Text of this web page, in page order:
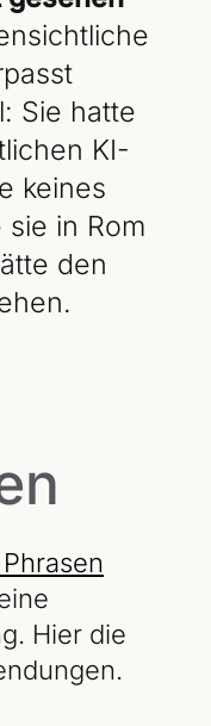
Sie hatte
KI-
keines
in Rom
den
Hier die